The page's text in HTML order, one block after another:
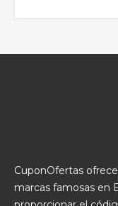
CuponOfertas
marcas famosas en